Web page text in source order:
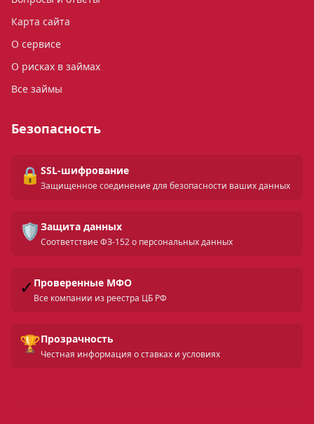
Карта сайта
О сервисе
О рисках в займах
Все займы
Безопасность
🔒 SSL-шифрование
Защищенное соединение для безопасности ваших данных
🛡️ Защита данных
Соответствие ФЗ-152 о персональных данных
✓ Проверенные МФО
Все компании из реестра ЦБ РФ
🏆Прозрачность
Честная информация о ставках и условиях